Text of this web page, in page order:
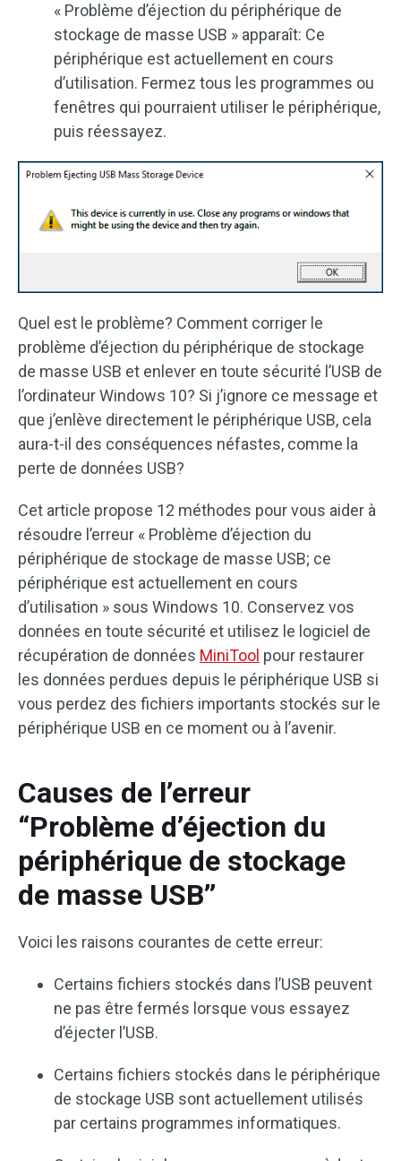
« Problème d’éjection du périphérique de
stockage de masse USB » apparaît: Ce
périphérique est actuellement en cours
d’utilisation. Fermez tous les programmes ou
fenêtres qui pourraient utiliser le périphérique,
puis réessayez.
Quel est le problème? Comment corriger le
problème d’éjection du périphérique de stockage
de masse USB et enlever en toute sécurité l’USB de
l’ordinateur Windows 10? Si j’ignore ce message et
que j’enlève directement le périphérique USB, cela
aura-t-il des conséquences néfastes, comme la
perte de données USB?
Cet article propose 12 méthodes pour vous aider à
résoudre l’erreur « Problème d’éjection du
périphérique de stockage de masse USB; ce
périphérique est actuellement en cours
d’utilisation » sous Windows 10. Conservez vos
données en toute sécurité et utilisez le logiciel de
récupération de données MiniTool pour restaurer
les données perdues depuis le périphérique USB si
vous perdez des fichiers importants stockés sur le
périphérique USB en ce moment ou à l’avenir.
Causes de l’erreur
“Problème d’éjection du
périphérique de stockage
de masse USB’’
Voici les raisons courantes de cette erreur:
Certains fichiers stockés dans l’USB peuvent
ne pas être fermés lorsque vous essayez
d’éjecter l’USB.
Certains fichiers stockés dans le périphérique
de stockage USB sont actuellement utilisés
par certains programmes informatiques.